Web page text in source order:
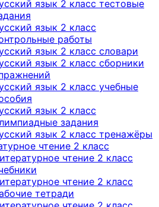
язык 2 класс тестовые
язык 2 класс
работы
язык 2 класс словари
язык 2 класс сборники
язык 2 класс учебные
язык 2 класс
задания
язык 2 класс тренажёры
чтение 2 класс
чтение 2 класс
чтение 2 класс
тетради